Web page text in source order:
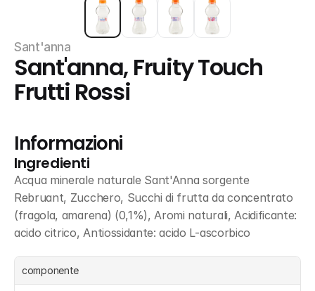
Sant'anna
Sant'anna, Fruity Touch
Frutti Rossi
Informazioni
Ingredienti
Acqua minerale naturale Sant'Anna sorgente
Rebruant, Zucchero, Succhi di frutta da concentrato
(fragola, amarena) (0,1%), Aromi naturali, Acidificante:
acido citrico, Antiossidante: acido L-ascorbico
componente